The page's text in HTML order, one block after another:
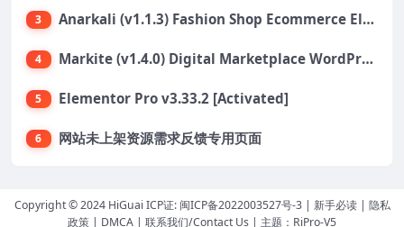
3 Anarkali (v1.1.3) Fashion Shop Ecommerce Elementor Theme
4 Markite (v1.4.0) Digital Marketplace WordPress Theme
5 Elementor Pro v3.33.2 [Activated]
6 网站未上架资源需求反馈专用页面
Copyright © 2024 HiGuai ICP证: 闽ICP备2022003527号-3| 新手必读| 隐私
政策 | DMCA | 联系我们/Contact Us | 主题： RiPro-V5